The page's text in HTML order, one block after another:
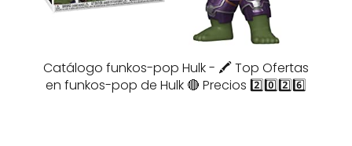
Catálogo funkos-pop Hulk - 🖍️ Top Ofertas
en funkos-pop de Hulk 🔴 Precios 2️⃣0️⃣2️⃣6️⃣